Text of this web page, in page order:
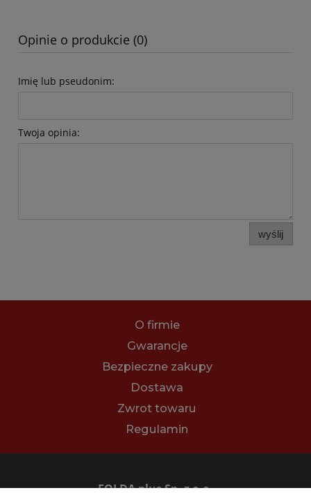
Opinie o produkcie (0)
Imię lub pseudonim:
Twoja opinia:
wyślij
O firmie
Gwarancje
Bezpieczne zakupy
Dostawa
Zwrot towaru
Regulamin
FOLDA plus Sp. z o.o.